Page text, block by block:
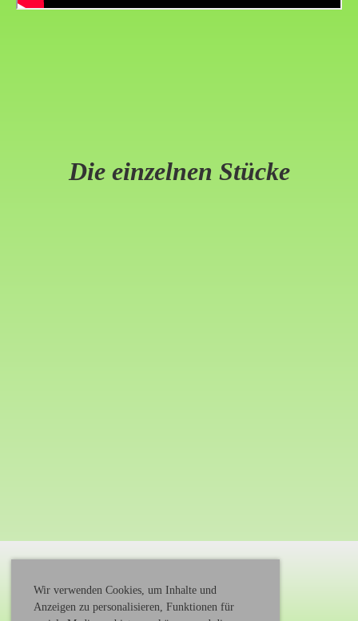
Wir verwenden Cookies, um Inhalte und
Anzeigen zu personalisieren, Funktionen für
Die einzelnen Stücke